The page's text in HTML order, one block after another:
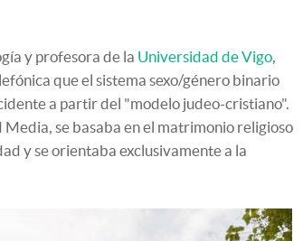
y profesora de la Universidad de Vigo,
que el sistema sexo/género binario
a partir del "modelo judeo-cristiano".
se basaba en el matrimonio religioso
y se orientaba exclusivamente a la